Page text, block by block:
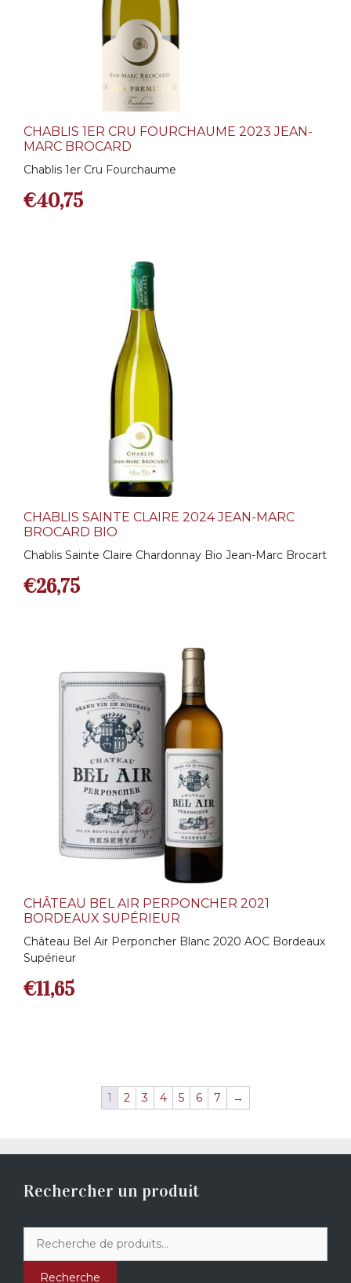
CHABLIS 1ER CRU FOURCHAUME 2023 JEAN-
MARC BROCARD
Chablis 1er Cru Fourchaume
€40,75
CHABLIS SAINTE CLAIRE 2024 JEAN-MARC
BROCARD BIO
Chablis Sainte Claire Chardonnay Bio Jean-Marc Brocart
€26,75
CHÂTEAU BEL AIR PERPONCHER 2021
BORDEAUX SUPÉRIEUR
Château Bel Air Perponcher Blanc 2020 AOC Bordeaux
Supérieur
€11,65
1 2 3 4 5 6 7 →
Rechercher un produit
pour :
Recherche